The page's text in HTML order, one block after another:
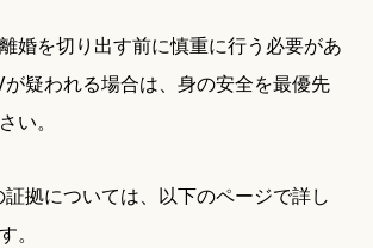
婚を切り出す前に慎重に行う必要があ
が疑われる場合は、身の安全を最優先
い。
拠については、以下のページで詳し
。